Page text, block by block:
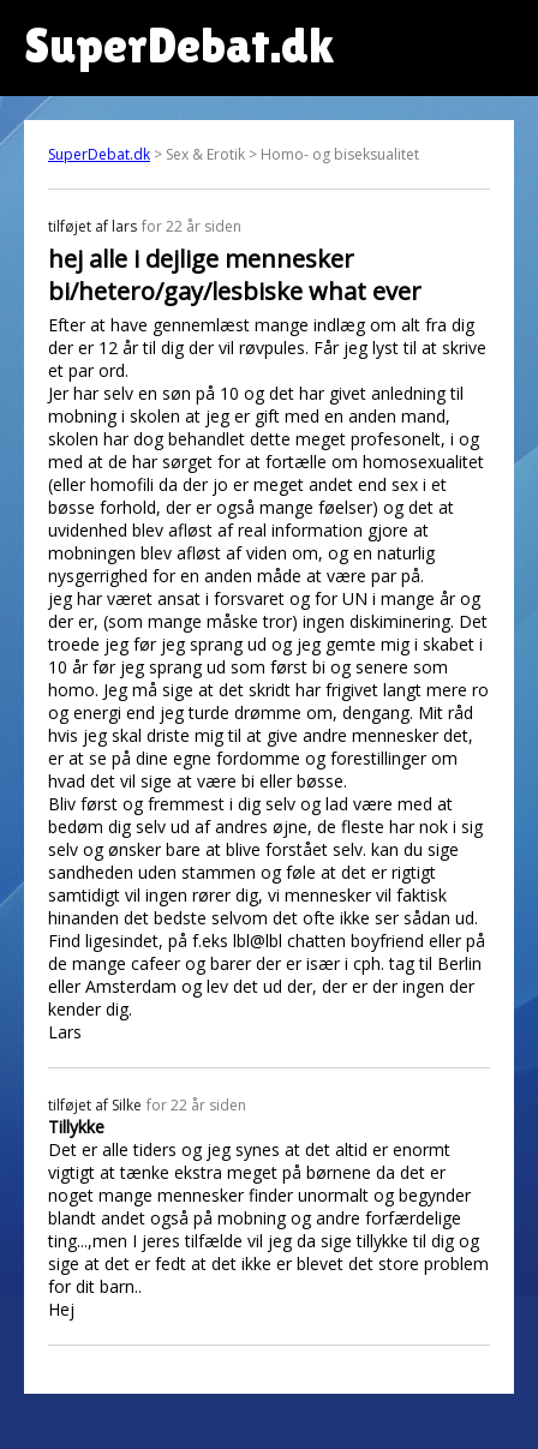
SuperDebat.dk
SuperDebat.dk > Sex & Erotik > Homo- og biseksualitet
tilføjet af lars for 22 år siden
hej alle i dejlige mennesker
bi/hetero/gay/lesbiske what ever
Efter at have gennemlæst mange indlæg om alt fra dig
der er 12 år til dig der vil røvpules. Får jeg lyst til at skrive
et par ord.
Jer har selv en søn på 10 og det har givet anledning til
mobning i skolen at jeg er gift med en anden mand,
skolen har dog behandlet dette meget profesonelt, i og
med at de har sørget for at fortælle om homosexualitet
(eller homofili da der jo er meget andet end sex i et
bøsse forhold, der er også mange føelser) og det at
uvidenhed blev afløst af real information gjore at
mobningen blev afløst af viden om, og en naturlig
nysgerrighed for en anden måde at være par på.
jeg har været ansat i forsvaret og for UN i mange år og
der er, (som mange måske tror) ingen diskiminering. Det
troede jeg før jeg sprang ud og jeg gemte mig i skabet i
10 år før jeg sprang ud som først bi og senere som
homo. Jeg må sige at det skridt har frigivet langt mere ro
og energi end jeg turde drømme om, dengang. Mit råd
hvis jeg skal driste mig til at give andre mennesker det,
er at se på dine egne fordomme og forestillinger om
hvad det vil sige at være bi eller bøsse.
Bliv først og fremmest i dig selv og lad være med at
bedøm dig selv ud af andres øjne, de fleste har nok i sig
selv og ønsker bare at blive forstået selv. kan du sige
sandheden uden stammen og føle at det er rigtigt
samtidigt vil ingen rører dig, vi mennesker vil faktisk
hinanden det bedste selvom det ofte ikke ser sådan ud.
Find ligesindet, på f.eks lbl@lbl chatten boyfriend eller på
de mange cafeer og barer der er især i cph. tag til Berlin
eller Amsterdam og lev det ud der, der er der ingen der
kender dig.
Lars
tilføjet af Silke for 22 år siden
Tillykke
Det er alle tiders og jeg synes at det altid er enormt
vigtigt at tænke ekstra meget på børnene da det er
noget mange mennesker finder unormalt og begynder
blandt andet også på mobning og andre forfærdelige
ting...,men I jeres tilfælde vil jeg da sige tillykke til dig og
sige at det er fedt at det ikke er blevet det store problem
for dit barn..
Hej